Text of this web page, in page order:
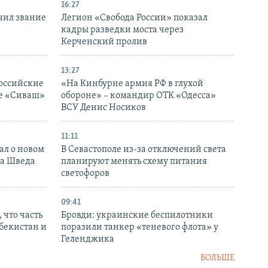
звание
16:27
Легион «Свобода России» показал
кадры разведки моста через
Керченский пролив
«Сиваш»
13:27
«На Кинбурне армия РФ в глухой
обороне» – командир ОТК «Одесса»
ВСУ Денис Носиков
о новом
Шведа
11:11
В Севастополе из-за отключений света
планируют менять схему питания
светофоров
часть
и
09:41
Бровди: украинские беспилотники
поразили танкер «теневого флота» у
Геленджика
БОЛЬШЕ